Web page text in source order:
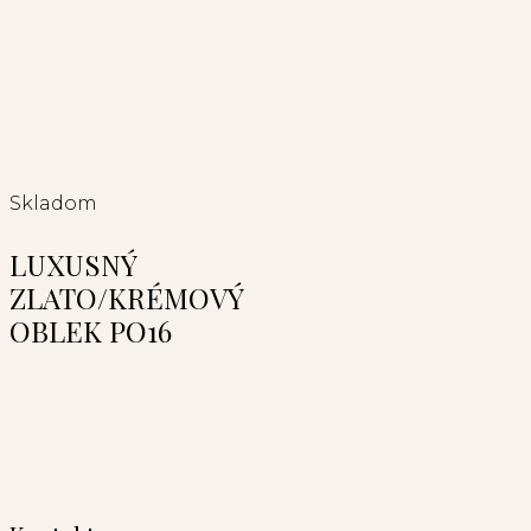
Skladom
LUXUSNÝ
ZLATO/KRÉMOVÝ
OBLEK PO16